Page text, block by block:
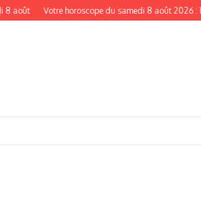
Votre horoscope du samedi 8 août 2026 : le